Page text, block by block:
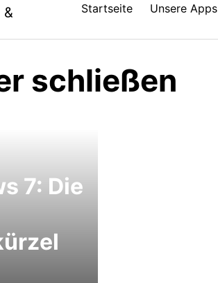
&
Startseite Unsere Apps
schließen
7: Die